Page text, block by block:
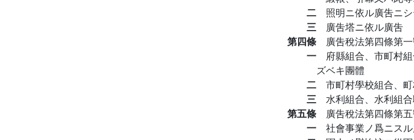
二 照明ニ依ル廣吿ニ
三 廣吿塔ニ依ル廣吿
第四條 廣吿稅法第四條第
一 府縣組合、市町村
ズベキ團體
二 市町村學校組合、
三 水利組合、水利組
第五條 廣吿稅法第四條第
一 社會事業ノ爲ニス